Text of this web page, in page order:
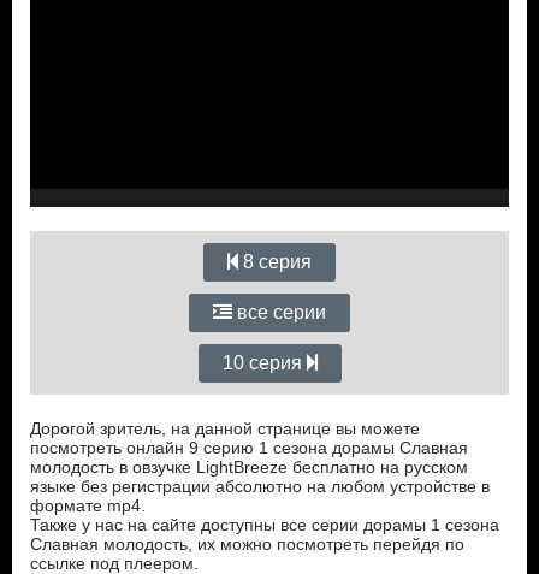
8 серия
все серии
10 серия
Дорогой зритель, на данной странице вы можете
посмотреть онлайн 9 серию 1 сезона дорамы Славная
молодость в овзучке LightBreeze бесплатно на русском
языке без регистрации абсолютно на любом устройстве в
формате mp4.
Также у нас на сайте доступны все серии дорамы 1 сезона
Славная молодость, их можно посмотреть перейдя по
ссылке под плеером.